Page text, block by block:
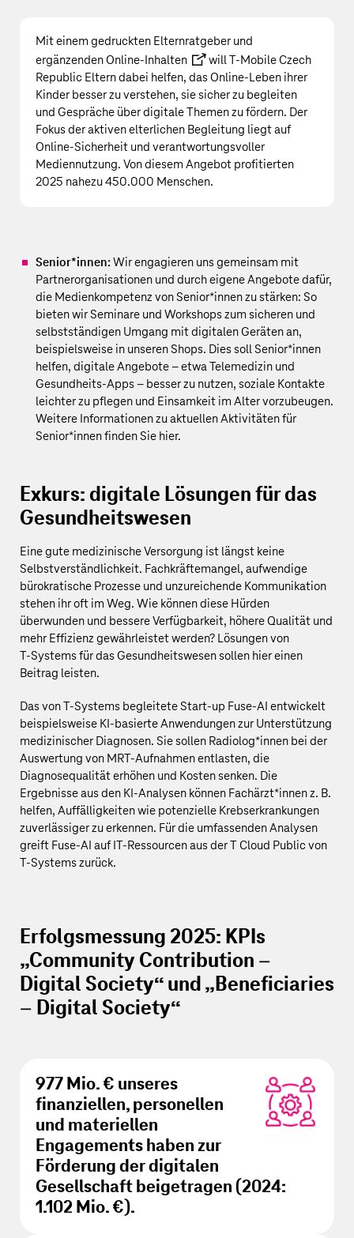
Mit einem gedruckten Elternratgeber und
ergänzendenOnline-Inhalten
will T‑Mobile Czech
Republic Eltern dabei helfen, das Online-Leben ihrer
Kinder besser zu verstehen, sie sicher zu begleiten
und Gespräche über digitale Themen zu fördern. Der
Fokus der aktiven elterlichen Begleitung liegt auf
Online-Sicherheit und verantwortungsvoller
Mediennutzung. Von diesem Angebot profitierten
2025 nahezu 450.000 Menschen.
Senior*innen:Wir engagieren uns gemeinsam mit
Partnerorganisationen und durch eigene Angebote dafür,
die Medienkompetenz von Senior*innen zu stärken: So
bieten wir Seminare und Workshops zum sicheren und
selbstständigen Umgang mit digitalen Geräten an,
beispielsweise in unseren Shops. Dies soll Senior*innen
helfen, digitale Angebote – etwa Telemedizin und
Gesundheits-Apps – besser zu nutzen, soziale Kontakte
leichter zu pflegen und Einsamkeit im Alter vorzubeugen.
Weitere Informationen zu aktuellen Aktivitäten für
Senior*innen finden Sie hier.
Exkurs: digitale Lösungen für das
Gesundheitswesen
Eine gute medizinische Versorgung ist längst keine
Selbstverständlichkeit. Fachkräftemangel, aufwendige
bürokratische Prozesse und unzureichende Kommunikation
stehen ihr oft im Weg. Wie können diese Hürden
überwunden und bessere Verfügbarkeit, höhere Qualität und
mehr Effizienz gewährleistet werden? Lösungen von
T‑Systems für das Gesundheitswesen sollen hier einen
Beitrag leisten.
Das von T‑Systems begleitete Start-up Fuse-AI entwickelt
beispielsweise KI-basierte Anwendungen zur Unterstützung
medizinischer Diagnosen. Sie sollen Radiolog*innen bei der
Auswertung von MRT-Aufnahmen entlasten, die
Diagnosequalität erhöhen und Kosten senken. Die
Ergebnisse aus den KI-Analysen können Fachärzt*innen z. B.
helfen, Auffälligkeiten wie potenzielle Krebserkrankungen
zuverlässiger zu erkennen. Für die umfassenden Analysen
greift Fuse-AI auf IT-Ressourcen aus der T Cloud Public von
T‑Systems zurück.
Erfolgsmessung 2025: KPIs
„Community Contribution –
Digital Society“ und „Beneficiaries
– Digital Society“
977 Mio. € unseres
finanziellen, personellen
und materiellen
Engagements haben zur
Förderung der digitalen
Gesellschaft beigetragen (2024:
1.102 Mio. €).